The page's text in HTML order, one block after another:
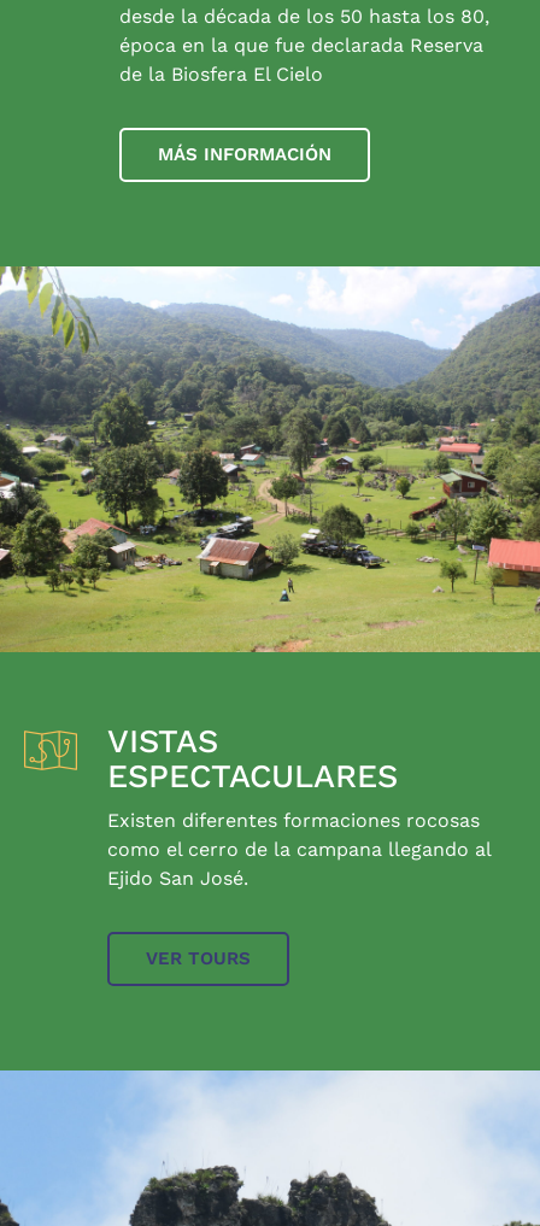
desde la década de los 50 hasta los 80,
época en la que fue declarada Reserva
de la Biosfera El Cielo
MÁS INFORMACIÓN
VISTAS
ESPECTACULARES
Existen diferentes formaciones rocosas
como el cerro de la campana llegando al
Ejido San José.
VER TOURS